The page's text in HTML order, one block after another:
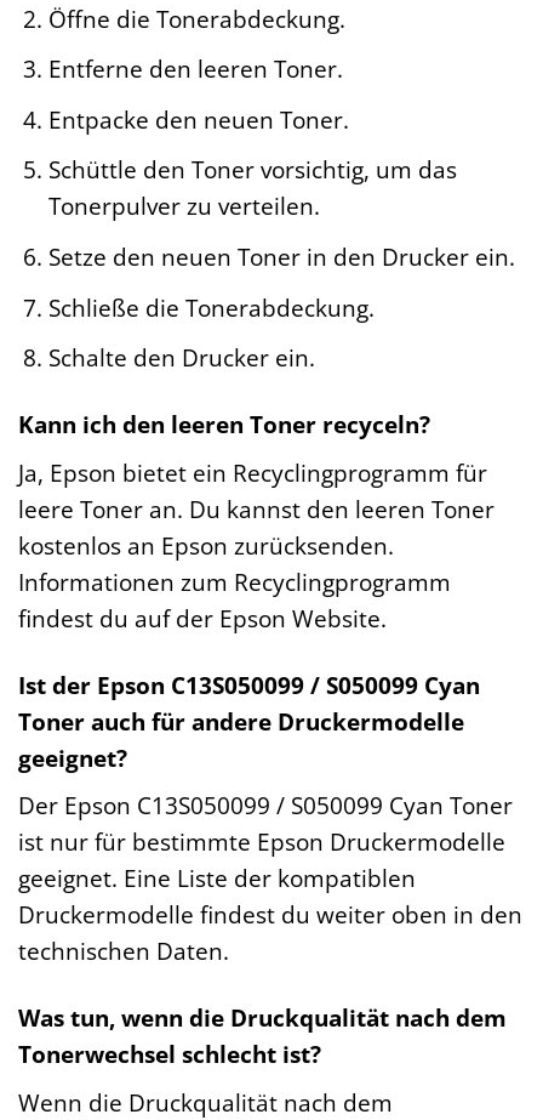
Öffne die Tonerabdeckung.
Entferne den leeren Toner.
Entpacke den neuen Toner.
Schüttle den Toner vorsichtig, um das
Tonerpulver zu verteilen.
Setze den neuen Toner in den Drucker ein.
Schließe die Tonerabdeckung.
Schalte den Drucker ein.
Kann ich den leeren Toner recyceln?
Ja, Epson bietet ein Recyclingprogramm für
leere Toner an. Du kannst den leeren Toner
kostenlos an Epson zurücksenden.
Informationen zum Recyclingprogramm
findest du auf der Epson Website.
Ist der Epson C13S050099 / S050099 Cyan
Toner auch für andere Druckermodelle
geeignet?
Der Epson C13S050099 / S050099 Cyan Toner
ist nur für bestimmte Epson Druckermodelle
geeignet. Eine Liste der kompatiblen
Druckermodelle findest du weiter oben in den
technischen Daten.
Was tun, wenn die Druckqualität nach dem
Tonerwechsel schlecht ist?
Wenn die Druckqualität nach dem